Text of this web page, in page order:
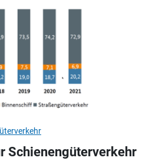
Schienengüterverkehr